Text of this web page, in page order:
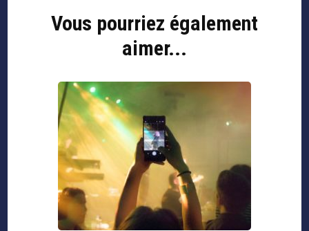
Vous pourriez également
aimer...